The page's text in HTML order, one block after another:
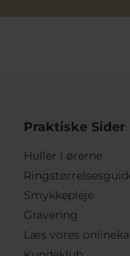
Praktiske Sider
Huller i ørerne
Smykkepleje
Gravering
Læs vores